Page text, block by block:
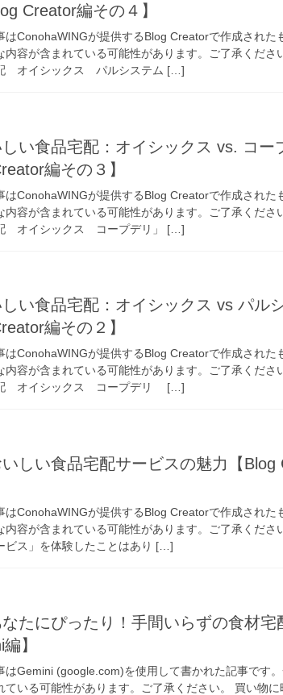
Creator編その４】
はConohaWINGが提供するBlog Creatorで作成された
内容が含まれている可能性があります。ご了承くだ
オイシックス パルシステム […]
い食品宅配：オイシックス vs. コー
編その３】
はConohaWINGが提供するBlog Creatorで作成された
内容が含まれている可能性があります。ご了承くだ
オイシックス コープデリ」 […]
い食品宅配：オイシックス vs パル
編その２】
はConohaWINGが提供するBlog Creatorで作成された
内容が含まれている可能性があります。ご了承くだ
オイシックス コープデリ […]
しい食品宅配サービスの魅力【Blog
はConohaWINGが提供するBlog Creatorで作成された
内容が含まれている可能性があります。ご了承くださ
ビス」を体験したことはあり […]
たにぴったり！手間いらずの食材宅
】
はGemini (google.com)を使用して書かれた記事です
ている可能性があります。ご了承ください。 買い物